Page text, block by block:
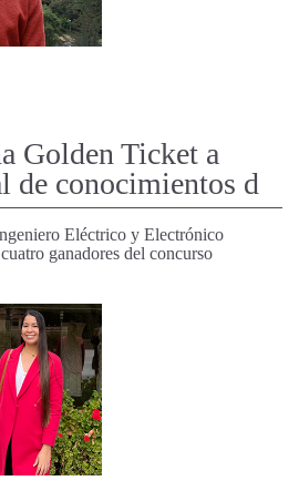
Golden Ticket a
de conocimientos d
Eléctrico y Electrónico
ganadores del concurso